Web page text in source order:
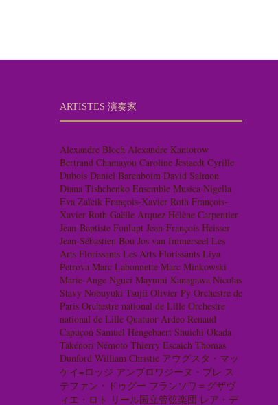
ARTISTES 演奏家
Alexandre Bloch Alexandre Kantorow
Bertrand Chamayou Caroline Jestaedt Cyrille
Dubois Daniel Barenboim David Salmon
Diana Tishchenko Ensemble Musica Nigella
Eva Zaïcik François-Xavier Roth François-
Xavier Roth Gaëlle Arquez Hélène Carpentier
Jean-Baptiste Fonlupt Jean-François Heisser
Jean-Sébastien Bou Jos van Immerseel Les
Arts Florissants Les Arts Florissants Liya
Petrova Marc Labonnette Marc Minkowski
Marie-Ange Nguci Mayumi Kanagawa Nicolas
Stavy Nobuyuki Tsujii Olivier Py Orchestre de
Paris Orchestre national de Lille Orchestre
national de Lille Quatuor Ardeo Renaud
Capuçon Samuel Hengebaert Shuichi Okada
Takénori Némoto Thierry Escaich Thomas
Dunford William Christie アウグスタ・マッ
ケイ=ロッジ アンブロワジーヌ・ブレ ス
テファン・ドゥグー フランソワ＝グザヴ
ィエ・ロト リール国立管弦楽団 レア・デ